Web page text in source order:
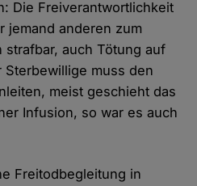
Die Freiverantwortlichkeit
jemand anderen zum
strafbar, auch Tötung auf
Sterbewillige muss den
meist geschieht das
Infusion, so war es auch
Freitodbegleitung in